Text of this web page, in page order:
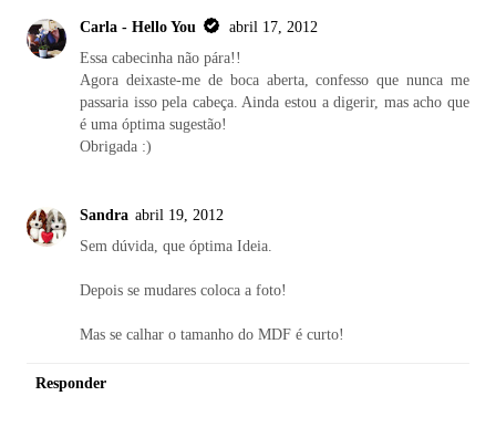
Carla - Hello You
abril 17, 2012
Essa cabecinha não pára!!
Agora deixaste-me de boca aberta, confesso que nunca me
passaria isso pela cabeça. Ainda estou a digerir, mas acho que
é uma óptima sugestão!
Obrigada :)
Sandra abril 19, 2012
Sem dúvida, que óptima Ideia.
Depois se mudares coloca a foto!
Mas se calhar o tamanho do MDF é curto!
Responder